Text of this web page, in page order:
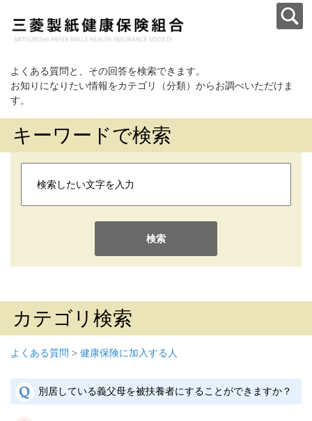
よくある質問と、その回答を検索できます。
お知りになりたい情報をカテゴリ（分類）からお調べいただけま
す。
キーワードで検索
検索
カテゴリ検索
よくある質問 > 健康保険に加入する人
別居している義父母を被扶養者にすることができますか？